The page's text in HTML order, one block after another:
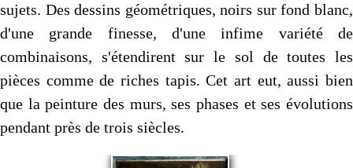
sujets. Des dessins géométriques, noirs sur fond blanc,
d'une grande finesse, d'une infime variété de
combinaisons, s'étendirent sur le sol de toutes les
pièces comme de riches tapis. Cet art eut, aussi bien
que la peinture des murs, ses phases et ses évolutions
pendant près de trois siècles.